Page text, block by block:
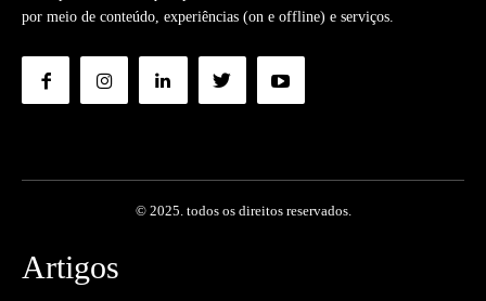
por meio de conteúdo, experiências (on e offline) e serviços.
© 2025. todos os direitos reservados.
Artigos